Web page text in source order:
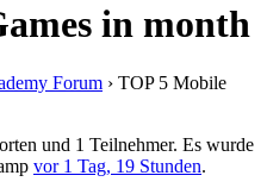
in month
Forum › TOP 5 Mobile
und 1 Teilnehmer. Es wurde
vor 1 Tag, 19 Stunden.